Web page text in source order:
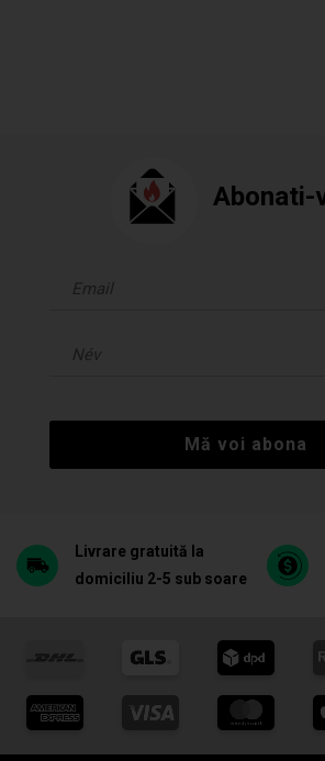
Abonati-
Mă voi abona
Livrare gratuită la
domiciliu 2-5 sub soare